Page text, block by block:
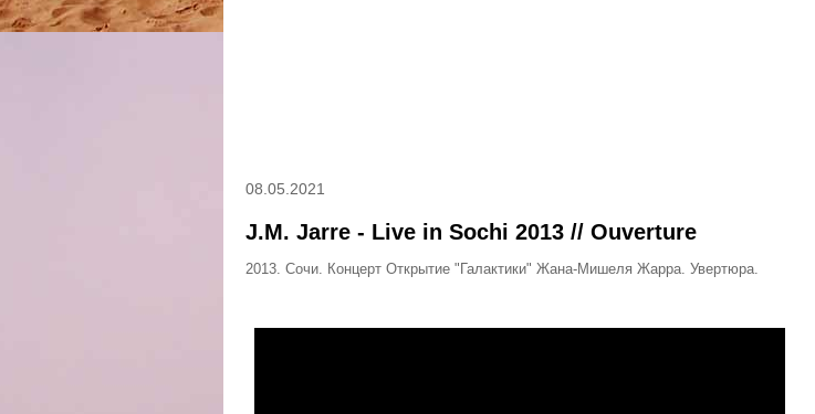
08.05.2021
J.M. Jarre - Live in Sochi 2013 // Ouverture
2013. Сочи. Концерт Открытие "Галактики" Жана-Мишеля Жарра. Увертюра.